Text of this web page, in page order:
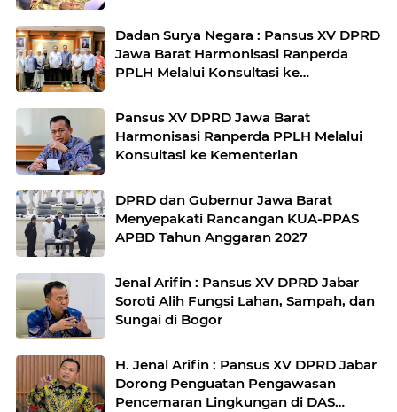
Dadan Surya Negara : Pansus XV DPRD
Jawa Barat Harmonisasi Ranperda
PPLH Melalui Konsultasi ke
Pansus XV DPRD Jawa Barat
Harmonisasi Ranperda PPLH Melalui
Konsultasi ke Kementerian
DPRD dan Gubernur Jawa Barat
Menyepakati Rancangan KUA-PPAS
APBD Tahun Anggaran 2027
Jenal Arifin : Pansus XV DPRD Jabar
Soroti Alih Fungsi Lahan, Sampah, dan
Sungai di Bogor
H. Jenal Arifin : Pansus XV DPRD Jabar
Dorong Penguatan Pengawasan
Pencemaran Lingkungan di DAS